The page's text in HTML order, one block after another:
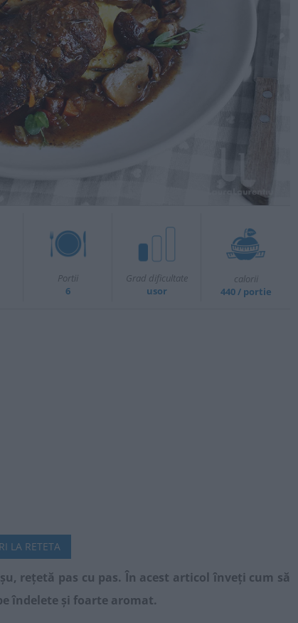
Portii
6
Grad dificultate
usor
calorii
440 / portie
LA RETETA
rețetă pas cu pas. În acest articol înveți cum să
îndelete și foarte aromat.